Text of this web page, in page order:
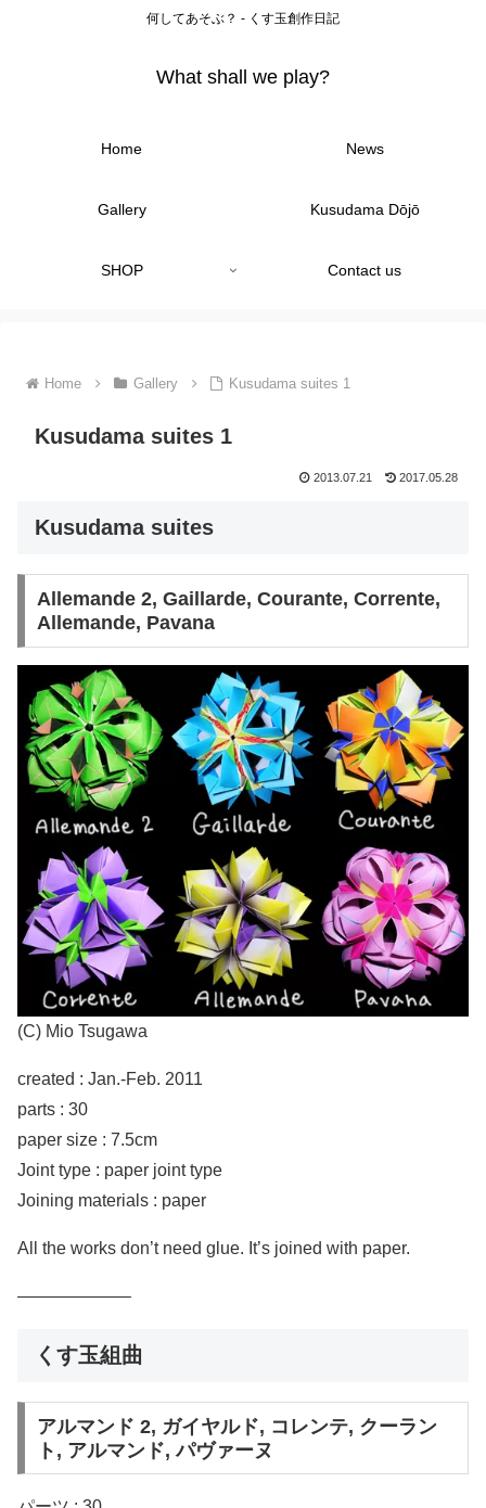
何してあそぶ？ - くす玉創作日記
What shall we play?
Home News
Gallery Kusudama Dōjō
SHOP Contact us
Home Gallery Kusudama suites 1
Kusudama suites 1
2013.07.21 2017.05.28
Kusudama suites
Allemande 2, Gaillarde, Courante, Corrente,
Allemande, Pavana
(C) Mio Tsugawa
created : Jan.-Feb. 2011
parts : 30
paper size : 7.5cm
Joint type : paper joint type
Joining materials : paper
All the works don’t need glue. It’s joined with paper.
——————–
くす玉組曲
アルマンド 2, ガイヤルド, コレンテ, クーラン
ト, アルマンド, パヴァーヌ